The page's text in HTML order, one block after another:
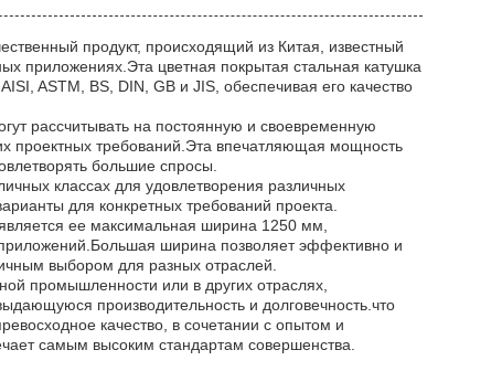
продукт, происходящий из Китая, известный
приложениях.Эта цветная покрытая стальная катушка
ASTM, BS, DIN, GB и JIS, обеспечивая его качество
рассчитывать на постоянную и своевременную
проектных требований.Эта впечатляющая мощность
большие спросы.
классах для удовлетворения различных
для конкретных требований проекта.
ее максимальная ширина 1250 мм,
ширина позволяет эффективно и
выбором для разных отраслей.
промышленности или в других отраслях,
производительность и долговечность.что
качество, в сочетании с опытом и
самым высоким стандартам совершенства.